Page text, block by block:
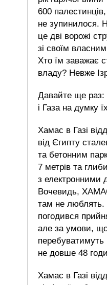
600
не зупинилося.
це дві ворожі
зі своїм
Хто їм заважає
владу? Невже
Давайте ще
і Газа на думку
Хамас в Газі
від Єгипту
та бетонним
7 метрів та
з електронними
Вочевидь,
там не люблять.
погодився
але за умови,
перебуватимуть
не довше 48
Хамас в Газі